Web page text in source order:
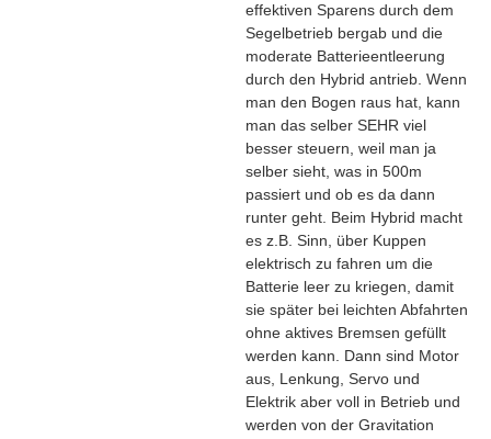
effektiven Sparens durch dem
Segelbetrieb bergab und die
moderate Batterieentleerung
durch den Hybrid antrieb. Wenn
man den Bogen raus hat, kann
man das selber SEHR viel
besser steuern, weil man ja
selber sieht, was in 500m
passiert und ob es da dann
runter geht. Beim Hybrid macht
es z.B. Sinn, über Kuppen
elektrisch zu fahren um die
Batterie leer zu kriegen, damit
sie später bei leichten Abfahrten
ohne aktives Bremsen gefüllt
werden kann. Dann sind Motor
aus, Lenkung, Servo und
Elektrik aber voll in Betrieb und
werden von der Gravitation